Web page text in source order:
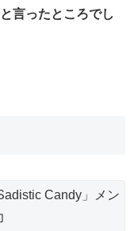
と言ったところでし